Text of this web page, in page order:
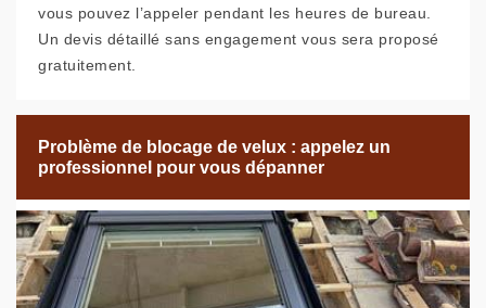
vous pouvez l’appeler pendant les heures de bureau.
Un devis détaillé sans engagement vous sera proposé
gratuitement.
Problème de blocage de velux : appelez un
professionnel pour vous dépanner